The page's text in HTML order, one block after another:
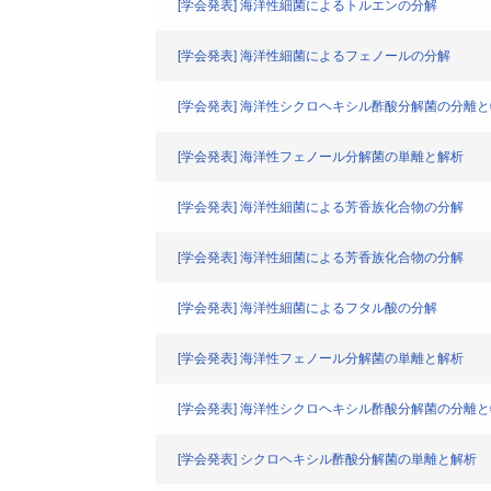
[学会発表] 海洋性細菌によるトルエンの分解
[学会発表] 海洋性細菌によるフェノールの分解
[学会発表] 海洋性シクロヘキシル酢酸分解菌の分離
[学会発表] 海洋性フェノール分解菌の単離と解析
[学会発表] 海洋性細菌による芳香族化合物の分解
[学会発表] 海洋性細菌による芳香族化合物の分解
[学会発表] 海洋性細菌によるフタル酸の分解
[学会発表] 海洋性フェノール分解菌の単離と解析
[学会発表] 海洋性シクロヘキシル酢酸分解菌の分離
[学会発表] シクロヘキシル酢酸分解菌の単離と解析